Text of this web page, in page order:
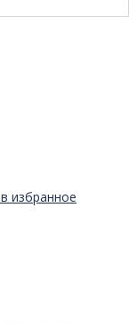
в избранное